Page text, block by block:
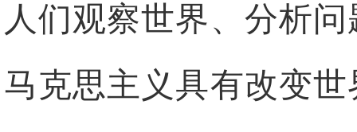
人们观察世界、分析
马克思主义具有改变